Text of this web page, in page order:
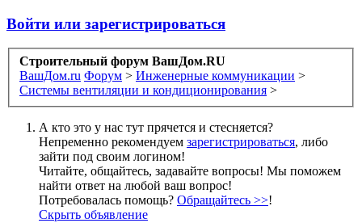
Войти или зарегистрироваться
Строительный форум ВашДом.RU
ВашДом.ru Форум > Инженерные коммуникации >
Системы вентиляции и кондиционирования >
А кто это у нас тут прячется и стесняется?
Непременно рекомендуем зарегистрироваться, либо
зайти под своим логином!
Читайте, общайтесь, задавайте вопросы! Мы поможем
найти ответ на любой ваш вопрос!
Потребовалась помощь? Обращайтесь >>!
Скрыть объявление